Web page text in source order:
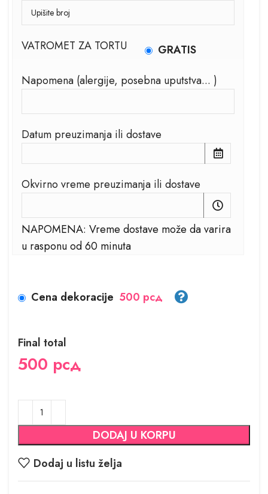
VATROMET ZA TORTU
GRATIS
Napomena (alergije, posebna uputstva... )
Datum preuzimanja ili dostave
Okvirno vreme preuzimanja ili dostave
NAPOMENA: Vreme dostave može da varira
u rasponu od 60 minuta
Cena dekoracije 500 рсд
Final total
500 рсд
DODAJ U KORPU
Dodaj u listu želja